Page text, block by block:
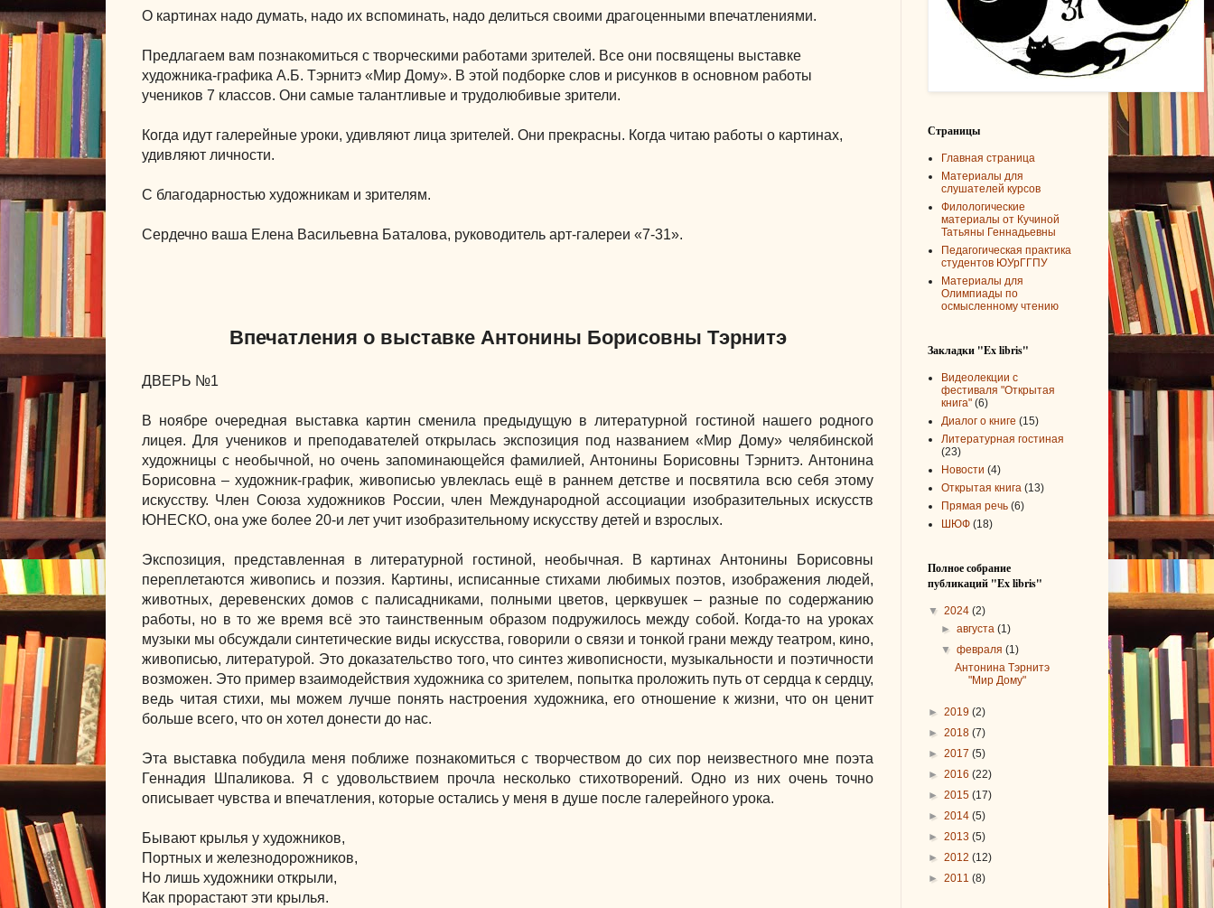
О картинах надо думать, надо их вспоминать, надо делиться своими драгоценными впечатлениями.
Предлагаем вам познакомиться с творческими работами зрителей. Все они посвящены выставке
художника-графика А.Б. Тэрнитэ «Мир Дому». В этой подборке слов и рисунков в основном работы
учеников 7 классов. Они самые талантливые и трудолюбивые зрители.
Когда идут галерейные уроки, удивляют лица зрителей. Они прекрасны. Когда читаю работы о картинах,
удивляют личности.
С благодарностью художникам и зрителям.
Сердечно ваша Елена Васильевна Баталова, руководитель арт-галереи «7-31».
Впечатления о выставке Антонины Борисовны Тэрнитэ
ДВЕРЬ №1
В ноябре очередная выставка картин сменила предыдущую в литературной гостиной нашего родного
лицея. Для учеников и преподавателей открылась экспозиция под названием «Мир Дому» челябинской
художницы с необычной, но очень запоминающейся фамилией, Антонины Борисовны Тэрнитэ. Антонина
Борисовна – художник-график, живописью увлеклась ещё в раннем детстве и посвятила всю себя этому
искусству. Член Союза художников России, член Международной ассоциации изобразительных искусств
ЮНЕСКО, она уже более 20-и лет учит изобразительному искусству детей и взрослых.
Экспозиция, представленная в литературной гостиной, необычная. В картинах Антонины Борисовны
переплетаются живопись и поэзия. Картины, исписанные стихами любимых поэтов, изображения людей,
животных, деревенских домов с палисадниками, полными цветов, церквушек – разные по содержанию
работы, но в то же время всё это таинственным образом подружилось между собой. Когда-то на уроках
музыки мы обсуждали синтетические виды искусства, говорили о связи и тонкой грани между театром, кино,
живописью, литературой. Это доказательство того, что синтез живописности, музыкальности и поэтичности
возможен. Это пример взаимодействия художника со зрителем, попытка проложить путь от сердца к сердцу,
ведь читая стихи, мы можем лучше понять настроения художника, его отношение к жизни, что он ценит
больше всего, что он хотел донести до нас.
Эта выставка побудила меня поближе познакомиться с творчеством до сих пор неизвестного мне поэта
Геннадия Шпаликова. Я с удовольствием прочла несколько стихотворений. Одно из них очень точно
описывает чувства и впечатления, которые остались у меня в душе после галерейного урока.
Бывают крылья у художников,
Портных и железнодорожников,
Но лишь художники открыли,
Как прорастают эти крылья.
Страницы
Главная страница
Материалы для
слушателей курсов
Филологические
материалы от Кучиной
Татьяны Геннадьевны
Педагогическая практика
студентов ЮУрГГПУ
Материалы для
Олимпиады по
осмысленному чтению
Закладки "Ex libris"
Видеолекции с
фестиваля "Открытая
книга" (6)
Диалог о книге (15)
Литературная гостиная
(23)
Новости (4)
Открытая книга (13)
Прямая речь (6)
ШЮФ (18)
Полное собрание
публикаций "Ex libris"
▼ 2024 (2)
►августа(1)
▼февраля(1)
Антонина Тэрнитэ
"Мир Дому"
► 2019 (2)
► 2018 (7)
► 2017 (5)
► 2016 (22)
► 2015 (17)
► 2014 (5)
► 2013 (5)
► 2012 (12)
► 2011 (8)